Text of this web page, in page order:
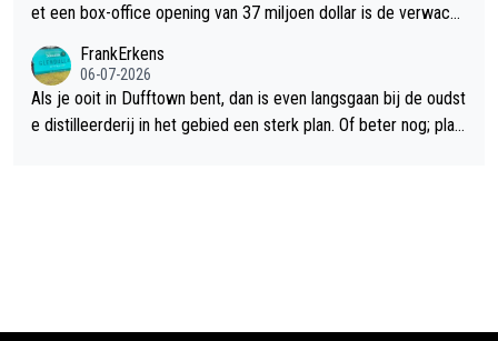
et een box-office opening van 37 miljoen dollar is de verwacht
FrankErkens
06-07-2026
Als je ooit in Dufftown bent, dan is even langsgaan bij de oudst
e distilleerderij in het gebied een sterk plan. Of beter nog; plan